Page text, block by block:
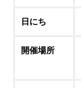
日にち
開催場所